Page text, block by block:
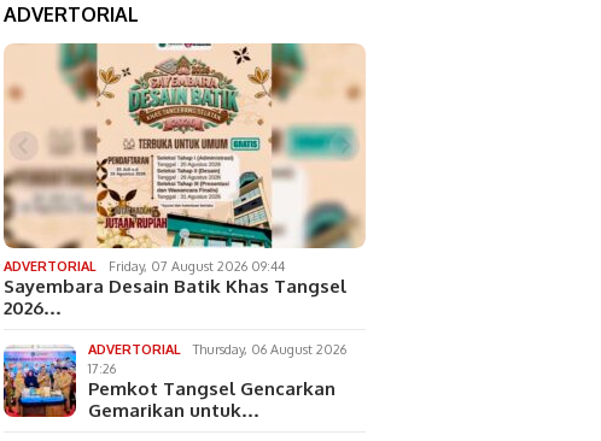
ADVERTORIAL
ADVERTORIAL Friday, 07 August 2026 09:44
Sayembara Desain Batik Khas Tangsel
2026…
ADVERTORIAL
Thursday, 06 August 2026
17:26
Pemkot Tangsel Gencarkan
Gemarikan untuk…